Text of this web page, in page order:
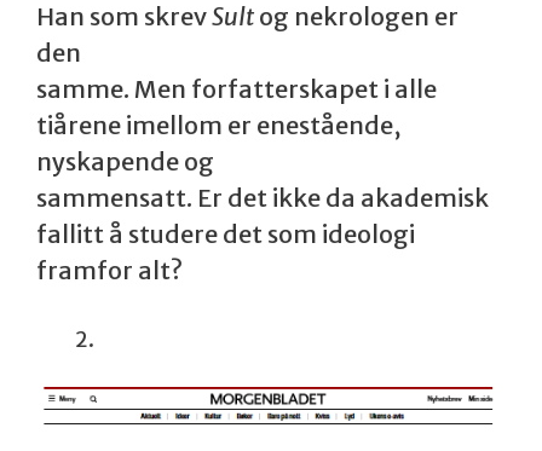
Han som skrevSult og nekrologen er
den
samme. Men forfatterskapet i alle
tiårene imellom er enestående,
nyskapende og
sammensatt. Er det ikke da akademisk
fallitt å studere det som ideologi
framfor alt?